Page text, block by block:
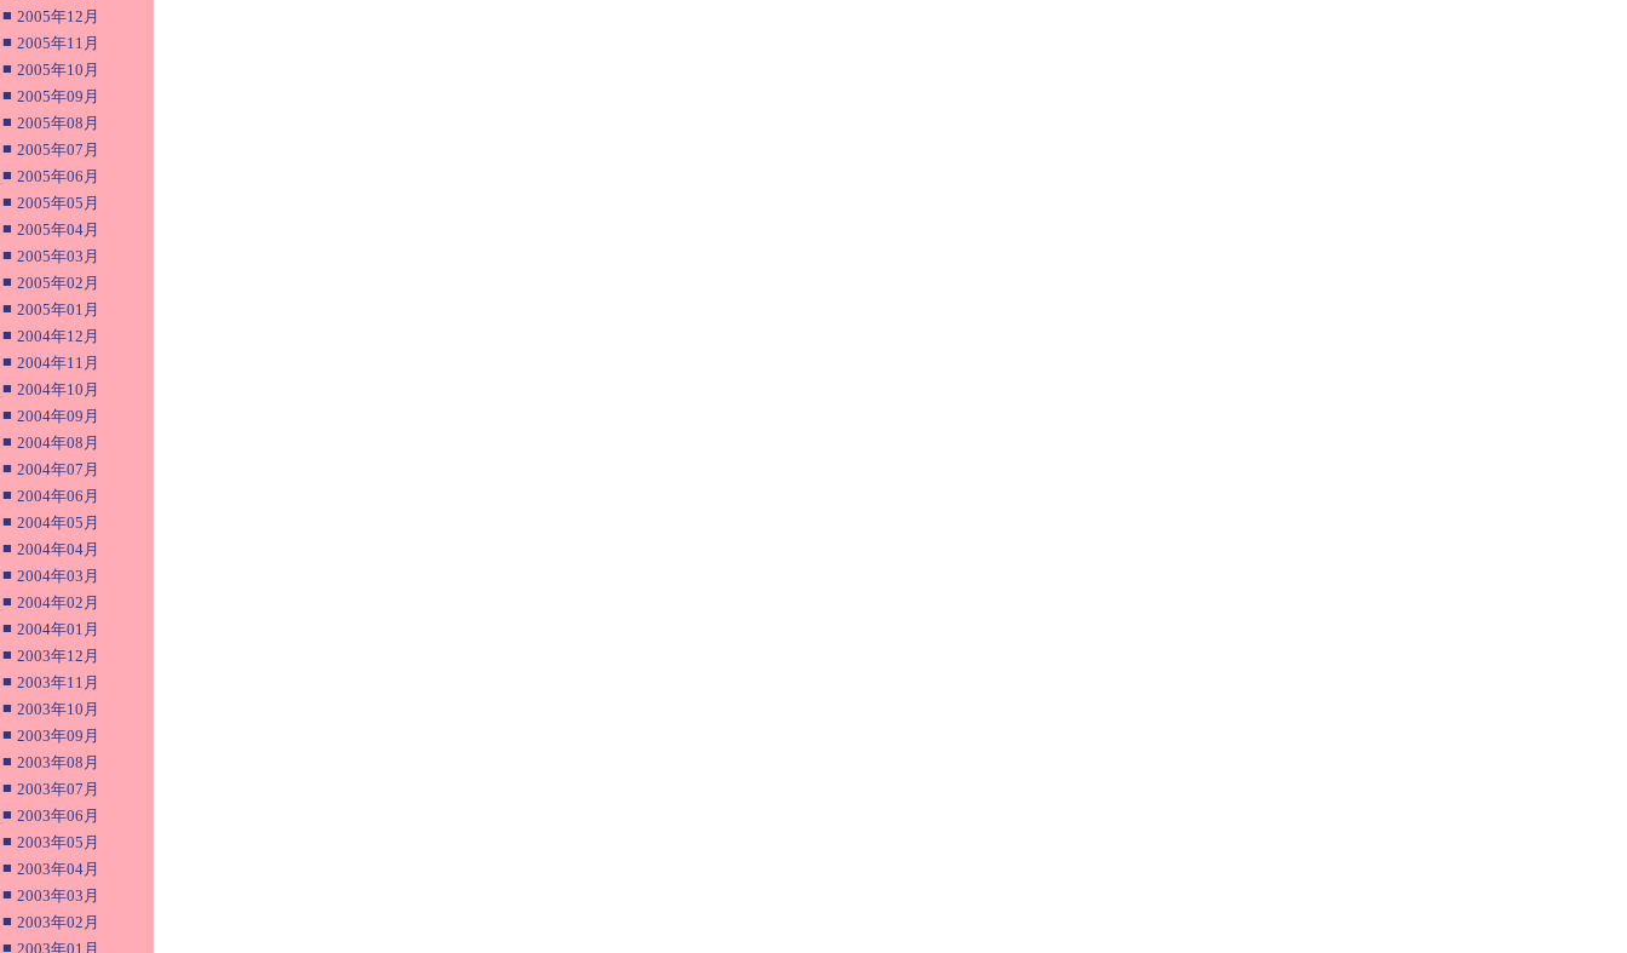
■ 2005年12月
■ 2005年11月
■ 2005年10月
■ 2005年09月
■ 2005年08月
■ 2005年07月
■ 2005年06月
■ 2005年05月
■ 2005年04月
■ 2005年03月
■ 2005年02月
■ 2005年01月
■ 2004年12月
■ 2004年11月
■ 2004年10月
■ 2004年09月
■ 2004年08月
■ 2004年07月
■ 2004年06月
■ 2004年05月
■ 2004年04月
■ 2004年03月
■ 2004年02月
■ 2004年01月
■ 2003年12月
■ 2003年11月
■ 2003年10月
■ 2003年09月
■ 2003年08月
■ 2003年07月
■ 2003年06月
■ 2003年05月
■ 2003年04月
■ 2003年03月
■ 2003年02月
■ 2003年01月